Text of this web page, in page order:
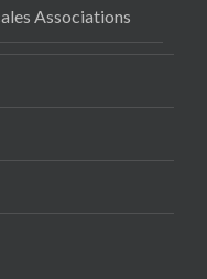
Associations